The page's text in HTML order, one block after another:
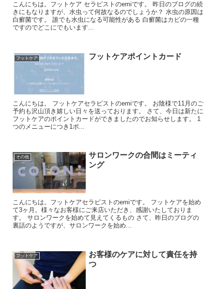
こんにちは。フットケア セラピストのemiです。 昨日のブログの続
きにもなりますが、水虫って何故なるのでしょうか？ 水虫の原因は
白癬菌です。 誰でも水虫になる可能性がある 白癬菌はカビの一種
ですのでどこにでもいます...
フットケア フットケアポイントカード
こんにちは。 フットケアセラピストのemiです。 お陰様で11月のご
予約も沢山頂き嬉しい日々を送っております。 さて、今日は新たに
フットケアのポイントカードができましたのでお知らせします。 1
つのメニューにつき1ポ...
その他
サロンワークの合間はミーティ
ング
こんにちは。フットケアセラピストのemiです。 フットケアを始め
て3ヶ月。様々なお客様にご来店いただき、感謝いたしておりま
す。 サロンワークを始めて見えてくるもの さて、昨日のブログの
裏話のようですが、サロンワークを始め...
フットケア
お客様のケアに対して責任を持
つ